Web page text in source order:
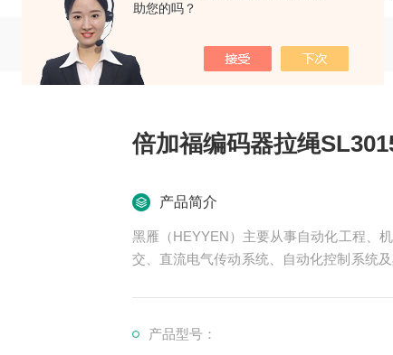
助您的吗？
倍加福编码器拉绳
产品简介
黑雁（HEYYEN）主要从事自动化工程、
交、直流电气传动系统、自动化控制系统
领域。尤其为纺织，印刷行业等生产线提
产品型号：